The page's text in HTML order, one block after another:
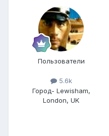
Пользователи
5.6k
Город- Lewisham,
London, UK